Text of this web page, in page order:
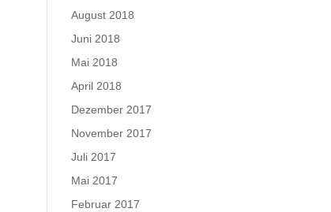
August 2018
Juni 2018
Mai 2018
April 2018
Dezember 2017
November 2017
Juli 2017
Mai 2017
Februar 2017